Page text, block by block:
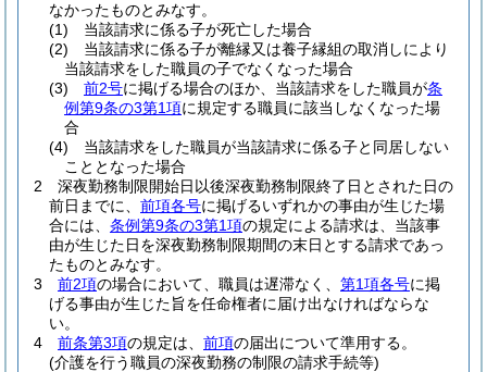
なかったものとみなす。
(1)
当該請求に係る子が死亡した場合
(2)
当該請求に係る子が離縁又は養子縁組の取消しにより
当該請求をした職員の子でなくなった場合
(3)
前2号に掲げる場合のほか、当該請求をした職員が条
例第9条の3第1項に規定する職員に該当しなくなった場
合
(4)
当該請求をした職員が当該請求に係る子と同居しない
こととなった場合
2
深夜勤務制限開始日以後深夜勤務制限終了日とされた日の
前日までに、 前項各号に掲げるいずれかの事由が生じた場
合には、 条例第9条の3第1項の規定による請求は、当該事
由が生じた日を深夜勤務制限期間の末日とする請求であっ
たものとみなす。
3
前2項の場合において、職員は遅滞なく、 第1項各号に掲
げる事由が生じた旨を任命権者に届け出なければならな
い。
4
前条第3項の規定は、 前項の届出について準用する。
(介護を行う職員の深夜勤務の制限の請求手続等)